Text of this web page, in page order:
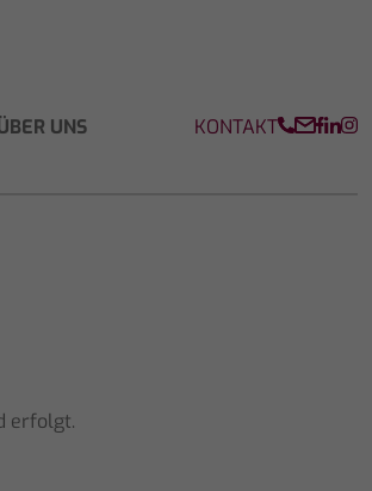
UNS KONTAKT
erfolgt.